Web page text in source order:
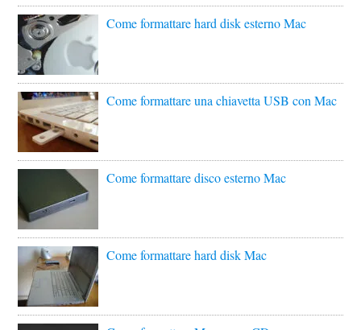
Come formattare hard disk esterno Mac
Come formattare una chiavetta USB con Mac
Come formattare disco esterno Mac
Come formattare hard disk Mac